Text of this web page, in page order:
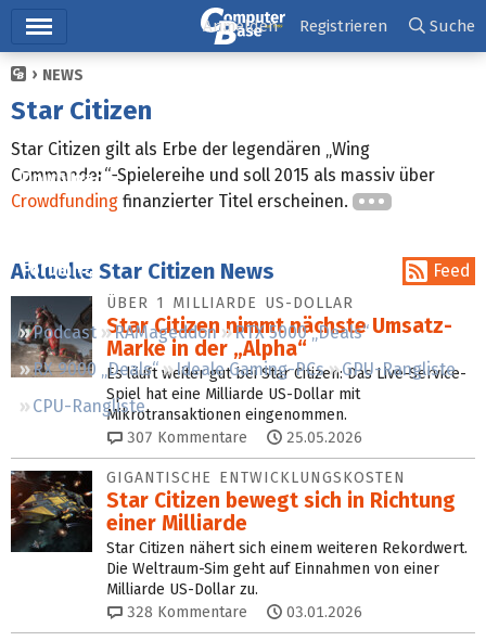
Ticker
Downloads
Forum
Podcast RAMageddon
RTX 5000 „Deals“
RX 9000 „Deals“
Ideale Gaming-PCs
GPU-Rangliste
CPU-Rangliste
Anmelden Registrieren Suche
NEWS
Star Citizen
Star Citizen gilt als Erbe der legendären „Wing
Commander“-Spielereihe und soll 2015 als massiv über
Crowdfunding finanzierter Titel erscheinen.
Aktuelle Star Citizen News Feed
ÜBER 1 MILLIARDE US-DOLLAR
Star Citizen nimmt nächste Umsatz-
Marke in der „Alpha“
Es läuft weiter gut bei Star Citizen: Das Live-Service-
Spiel hat eine Milliarde US-Dollar mit
Mikrotransaktionen eingenommen.
307 Kommentare 25.05.2026
GIGANTISCHE ENTWICKLUNGS­KOSTEN
Star Citizen bewegt sich in Richtung
einer Milliarde
Star Citizen nähert sich einem weiteren Rekordwert.
Die Weltraum-Sim geht auf Einnahmen von einer
Milliarde US-Dollar zu.
328 Kommentare 03.01.2026